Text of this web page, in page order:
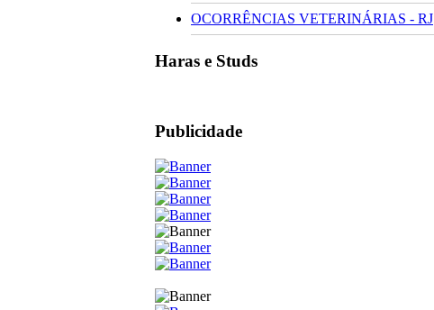
OCORRÊNCIAS VETERINÁRIAS - RJ
Haras e Studs
Publicidade